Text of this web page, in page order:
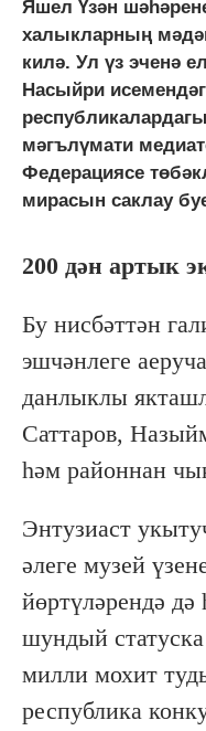
Яшел Үзән
халыкларның
килә. Ул үз эченә
Насыйри
мәгълүмати
Федерациясе
мирасын саклау
200 дән артык
Бу нисбәттән
эшчәнлеге
данлыклы
Саттаров,
һәм районнан
Энтузиаст
әлеге музей
йөртүләрендә
шундый
милли мохит
республика